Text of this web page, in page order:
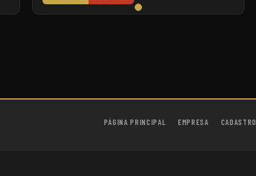
PÁGINA PRINCIPAL EMPRESA CADASTRO